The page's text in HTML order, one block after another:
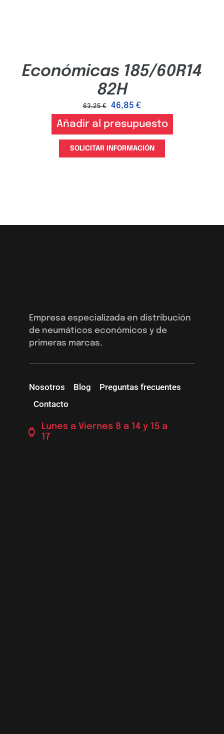
Económicas 185/60R14
82H
63,25€ 46,85 €
Añadir al presupuesto
SOLICITAR INFORMACIÓN
Empresa especializada en distribución
de neumáticos económicos y de
primeras marcas.
Nosotros Blog
Preguntas frecuentes
Contacto
Lunes a Viernes 8 a 14 y 15 a
17